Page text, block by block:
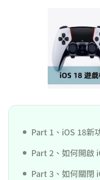
Part 1、iOS 18新
Part 2、如何開啟
Part 3、如何關閉